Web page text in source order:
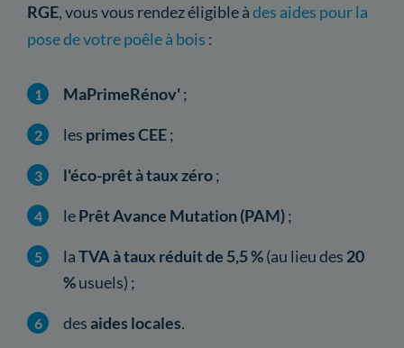
RGE, vous vous rendez éligible àdes aides pour la
pose de votre poêle à bois :
MaPrimeRénov' ;
les primes CEE;
l'éco-prêt à taux zéro;
lePrêt Avance Mutation (PAM);
laTVA à taux réduit de 5,5 %(au lieu des 20
%usuels) ;
desaides locales.